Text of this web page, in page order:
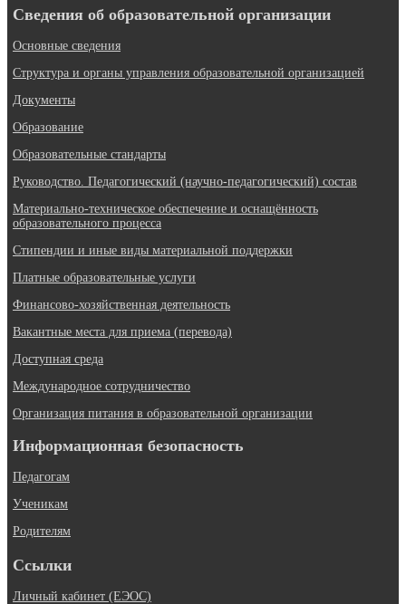
Сведения об образовательной организации
Основные сведения
Структура и органы управления образовательной организацией
Документы
Образование
Образовательные стандарты
Руководство. Педагогический (научно-педагогический) состав
Материально-техническое обеспечение и оснащённость
образовательного процесса
Стипендии и иные виды материальной поддержки
Платные образовательные услуги
Финансово-хозяйственная деятельность
Вакантные места для приема (перевода)
Доступная среда
Международное сотрудничество
Организация питания в образовательной организации
Информационная безопасность
Педагогам
Ученикам
Родителям
Ссылки
Личный кабинет (ЕЭОС)